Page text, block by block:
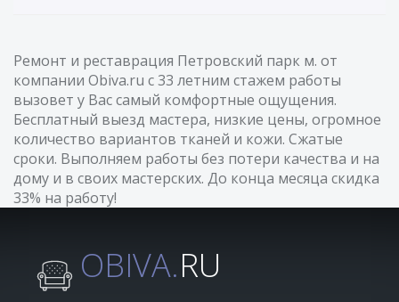
Ремонт и реставрация Петровский парк м. от
компании Obiva.ru с 33 летним стажем работы
вызовет у Вас самый комфортные ощущения.
Бесплатный выезд мастера, низкие цены, огромное
количество вариантов тканей и кожи. Сжатые
сроки. Выполняем работы без потери качества и на
дому и в своих мастерских. До конца месяца скидка
33% на работу!
OBIVA.RU